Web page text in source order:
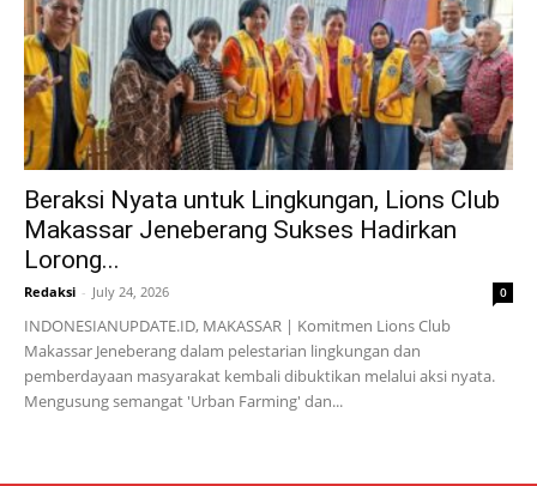
Beraksi Nyata untuk Lingkungan, Lions Club
Makassar Jeneberang Sukses Hadirkan
Lorong...
Redaksi - July 24, 2026 0
INDONESIANUPDATE.ID, MAKASSAR | Komitmen Lions Club
Makassar Jeneberang dalam pelestarian lingkungan dan
pemberdayaan masyarakat kembali dibuktikan melalui aksi nyata.
Mengusung semangat 'Urban Farming' dan...